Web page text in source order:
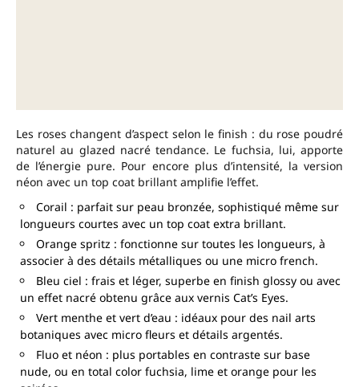
Les roses changent d’aspect selon le finish : du rose poudré
naturel au glazed nacré tendance. Le fuchsia, lui, apporte
de l’énergie pure. Pour encore plus d’intensité, la version
néon avec un top coat brillant amplifie l’effet.
Corail : parfait sur peau bronzée, sophistiqué même sur
longueurs courtes avec un top coat extra brillant.
Orange spritz : fonctionne sur toutes les longueurs, à
associer à des détails métalliques ou une micro french.
Bleu ciel : frais et léger, superbe en finish glossy ou avec
un effet nacré obtenu grâce aux vernis Cat’s Eyes.
Vert menthe et vert d’eau : idéaux pour des nail arts
botaniques avec micro fleurs et détails argentés.
Fluo et néon : plus portables en contraste sur base
nude, ou en total color fuchsia, lime et orange pour les